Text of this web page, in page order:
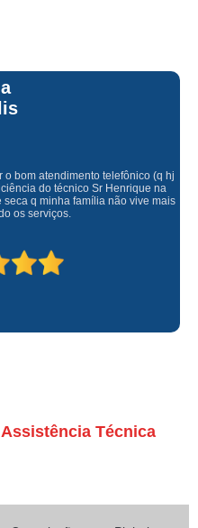
bom atendimento telefônico (q hj
do técnico Sr Henrique na
q minha família não vive mais
os serviços.
Técnica